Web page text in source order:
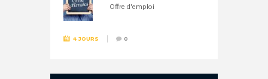
Offre d'emploi
4 JOURS 0